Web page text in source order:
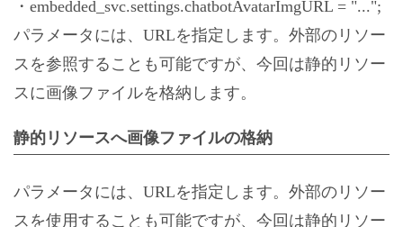
・embedded_svc.settings.chatbotAvatarImgURL = "...";
パラメータには、URLを指定します。外部のリソー
スを参照することも可能ですが、今回は静的リソー
スに画像ファイルを格納します。
静的リソースへ画像ファイルの格納
パラメータには、URLを指定します。外部のリソー
スを使用することも可能ですが、今回は静的リソー